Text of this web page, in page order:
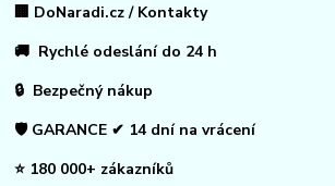
🏢 DoNaradi.cz / Kontakty
🚚 Rychlé odeslání do 24 h
🔒 Bezpečný nákup
🛡️ GARANCE ✔ 14 dní na vrácení
⭐ 180 000+ zákazníků